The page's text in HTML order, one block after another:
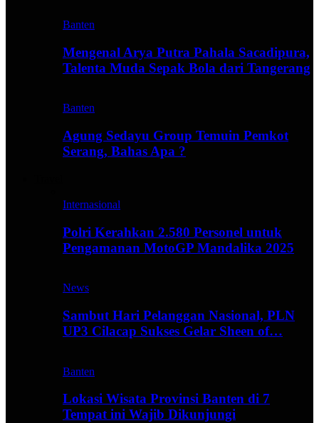
Banten
Mengenal Arya Putra Pahala Sacadipura,
Talenta Muda Sepak Bola dari Tangerang
Banten
Agung Sedayu Group Temuin Pemkot
Serang, Bahas Apa ?
Internasional
Polri Kerahkan 2.580 Personel untuk
Pengamanan MotoGP Mandalika 2025
News
Sambut Hari Pelanggan Nasional, PLN
UP3 Cilacap Sukses Gelar Sheen of…
Banten
Lokasi Wisata Provinsi Banten di 7
Tempat ini Wajib Dikunjungi